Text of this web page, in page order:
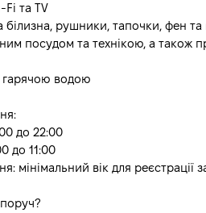
Fi та TV
білизна, рушники, тапочки, фен та
посудом та технікою, а також
гарячою водою
до 22:00
до 11:00
мінімальний вік для реєстрації